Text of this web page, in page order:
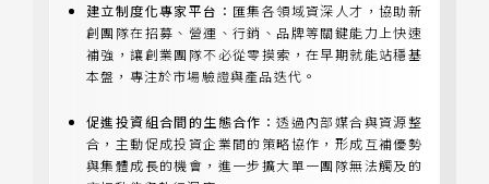
建立制度化專家平台： 匯集各領域資深人才，協助新
創團隊在招募、營運、行銷、品牌等關鍵能力上快速
補強，讓創業團隊不必從零摸索，在早期就能站穩基
本盤，專注於市場驗證與產品迭代。
促進投資組合間的生態合作：透過內部媒合與資源整
合，主動促成投資企業間的策略協作，形成互補優勢
與集體成長的機會，進一步擴大單一團隊無法觸及的